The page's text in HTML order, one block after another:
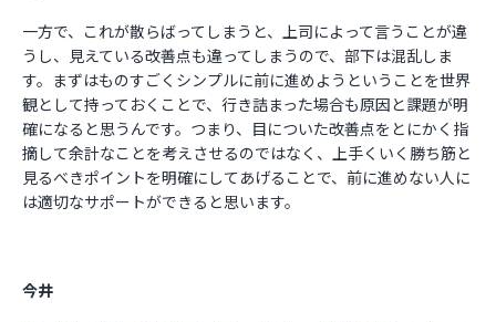
一方で、これが散らばってしまうと、上司によって言うことが違
うし、見えている改善点も違ってしまうので、部下は混乱しま
す。まずはものすごくシンプルに前に進めようということを世界
観として持っておくことで、行き詰まった場合も原因と課題が明
確になると思うんです。つまり、目についた改善点をとにかく指
摘して余計なことを考えさせるのではなく、上手くいく勝ち筋と
見るべきポイントを明確にしてあげることで、前に進めない人に
は適切なサポートができると思います。
今井